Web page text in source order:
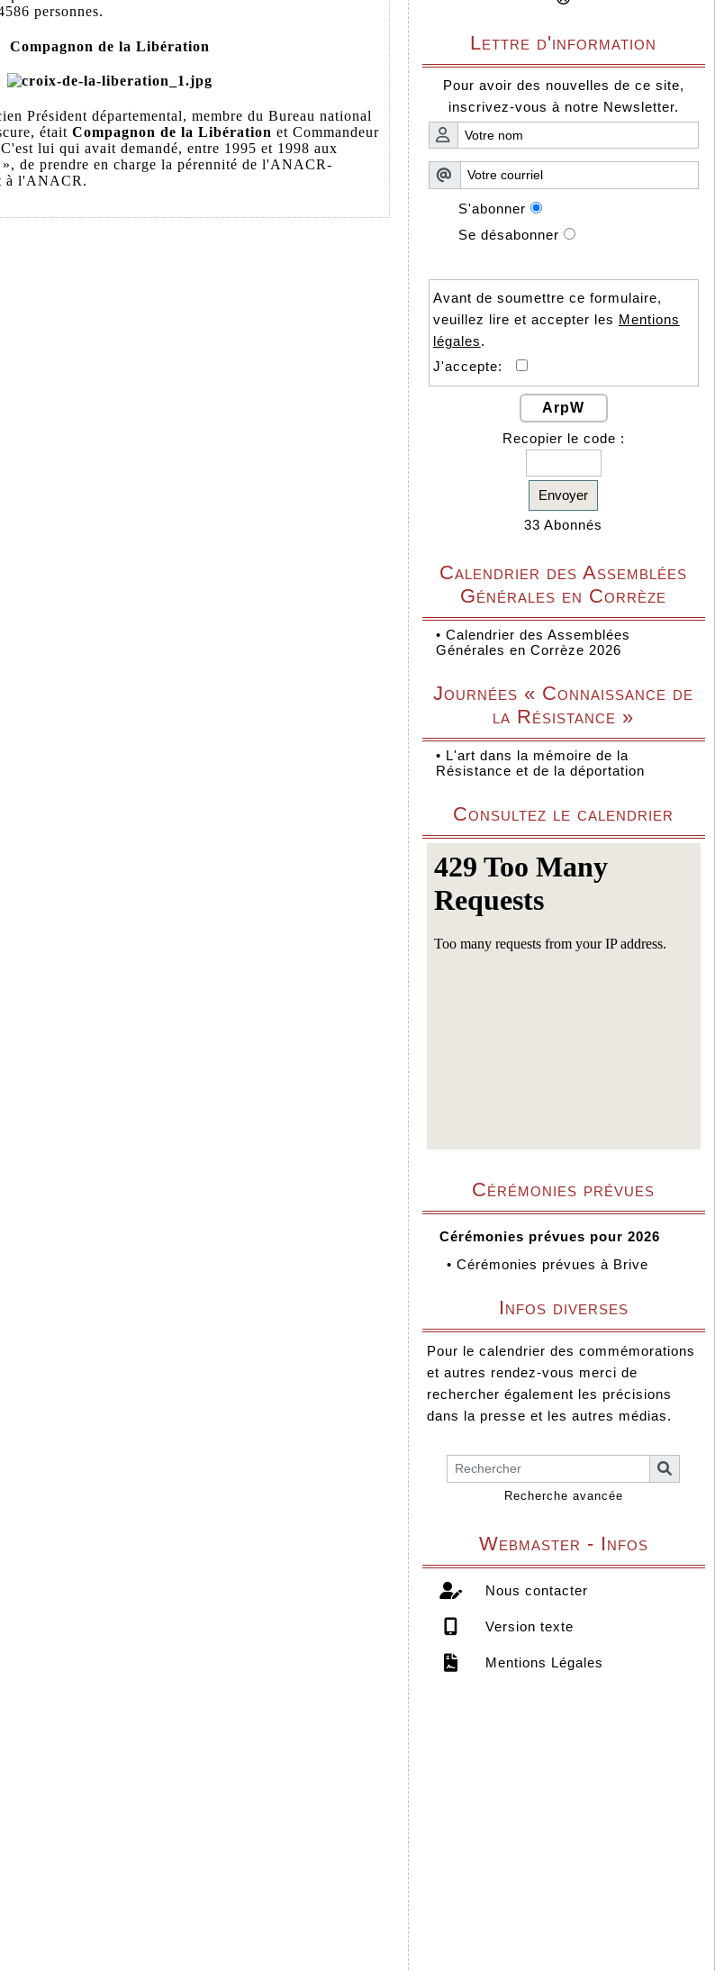
personnes.
Compagnon de la Libération
Président départemental, membre du Bureau national
était Compagnon de la Libération et Commandeur
lui qui avait demandé, entre 1995 et 1998 aux
de prendre en charge la pérennité de l'ANACR-
à l'ANACR.
Lettre d'information
Pour avoir des nouvelles de ce site,
inscrivez-vous à notre Newsletter.
S'abonner
Se désabonner
Avant de soumettre ce formulaire,
veuillez lire et accepter les Mentions
légales.
J'accepte:
ArpW
Recopier le code :
Envoyer
33 Abonnés
Calendrier des Assemblées
Générales en Corrèze
• Calendrier des Assemblées
Générales en Corrèze 2026
Journées « Connaissance de
la Résistance »
• L'art dans la mémoire de la
Résistance et de la déportation
Consultez le calendrier
Cérémonies prévues
Cérémonies prévues pour 2026
• Cérémonies prévues à Brive
Infos diverses
Pour le calendrier des commémorations
et autres rendez-vous merci de
rechercher également les précisions
dans la presse et les autres médias.
Recherche avancée
Webmaster - Infos
Nous contacter
Version texte
Mentions Légales